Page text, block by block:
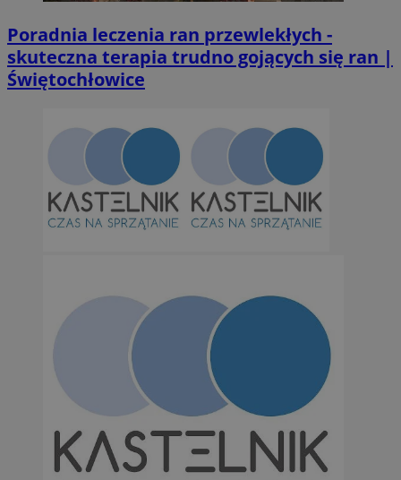
Poradnia leczenia ran przewlekłych -
skuteczna terapia trudno gojących się ran |
Świętochłowice